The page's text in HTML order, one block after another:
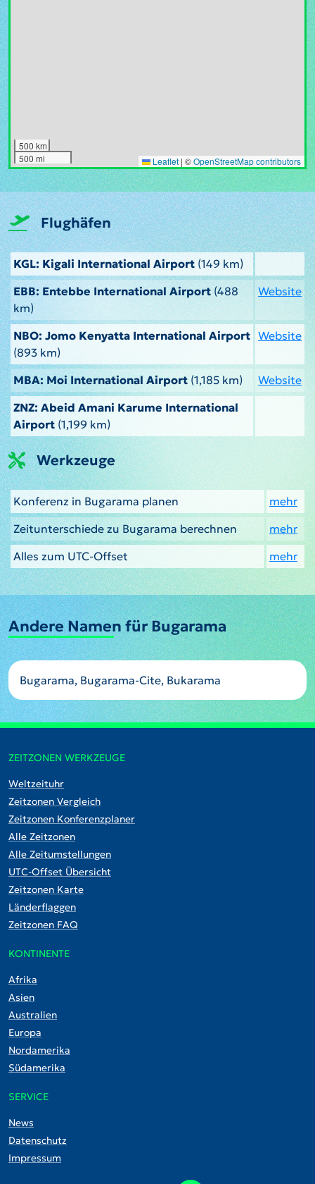
500 km
500 mi
Leaflet | ©OpenStreetMap contributors
Flughäfen
KGL: Kigali International Airport (149 km)
EBB: Entebbe International Airport(488
km)
Website
NBO: Jomo Kenyatta International Airport
(893 km)
Website
MBA: Moi International Airport (1,185 km)
Website
ZNZ: Abeid Amani Karume International
Airport (1,199 km)
Werkzeuge
Konferenz in Bugarama planen
mehr
Zeitunterschiede zu Bugarama berechnen
mehr
Alles zum UTC-Offset
mehr
Andere Namen für Bugarama
Bugarama, Bugarama-Cite, Bukarama
ZEITZONEN WERKZEUGE
Weltzeituhr
Zeitzonen Vergleich
Zeitzonen Konferenzplaner
Alle Zeitzonen
Alle Zeitumstellungen
UTC-Offset Übersicht
Zeitzonen Karte
Länderflaggen
Zeitzonen FAQ
KONTINENTE
Afrika
Asien
Australien
Europa
Nordamerika
Südamerika
SERVICE
News
Datenschutz
Impressum